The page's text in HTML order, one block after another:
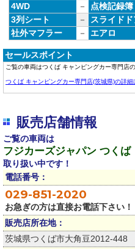
4WD
－ 点検記録簿
3列シート
－ スライドド
社外マフラー
－ エアロ
セールスポイント
ご覧の車両はつくば キャンピングカー専門店
つくば キャンピングカー専門店(茨城県)の詳細
販売店舗情報
ご覧の車両は
フジカーズジャパン つく
取り扱い中です！
電話番号：
029-851-2020
お急ぎの方は直接お電話下さい！
販売店所在地：
茨城県つくば市大角豆2012-448